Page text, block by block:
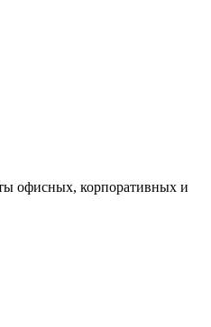
офисных, корпоративных и